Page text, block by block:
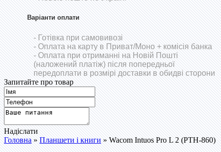
Варіанти оплати
- Готівка при самовивозі
- Оплата на карту в Приват/Моно+ комісія банка
- Оплата при отриманні на Новій Пошті
(наложений платіж) після попередньої
передоплати в розмірі доставки в обидві сторони
Запитайте про товар
Надіслати
Головна»Планшети і книги» Wacom Intuos Pro L 2 (PTH-860)